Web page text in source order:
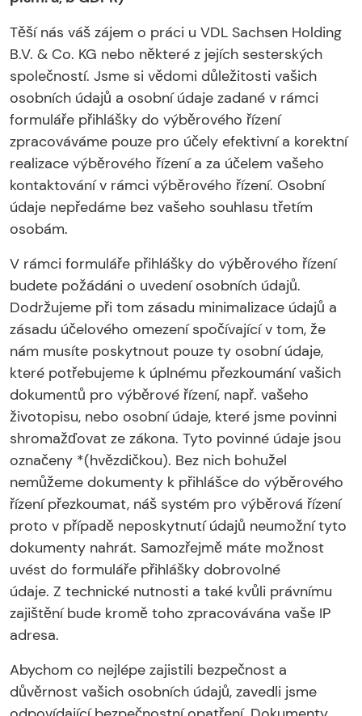
Těší nás váš zájem o práci u VDL Sachsen Holding
B.V. & Co. KG nebo některé z jejích sesterských
společností. Jsme si vědomi důležitosti vašich
osobních údajů a osobní údaje zadané v rámci
formuláře přihlášky do výběrového řízení
zpracováváme pouze pro účely efektivní a korektní
realizace výběrového řízení a za účelem vašeho
kontaktování v rámci výběrového řízení. Osobní
údaje nepředáme bez vašeho souhlasu třetím
osobám.
V rámci formuláře přihlášky do výběrového řízení
budete požádáni o uvedení osobních údajů.
Dodržujeme při tom zásadu minimalizace údajů a
zásadu účelového omezení spočívající v tom, že
nám musíte poskytnout pouze ty osobní údaje,
které potřebujeme k úplnému přezkoumání vašich
dokumentů pro výběrové řízení, např. vašeho
životopisu, nebo osobní údaje, které jsme povinni
shromažďovat ze zákona. Tyto povinné údaje jsou
označeny *(hvězdičkou). Bez nich bohužel
nemůžeme dokumenty k přihlášce do výběrového
řízení přezkoumat, náš systém pro výběrová řízení
proto v případě neposkytnutí údajů neumožní tyto
dokumenty nahrát. Samozřejmě máte možnost
uvést do formuláře přihlášky dobrovolné
údaje. Z technické nutnosti a také kvůli právnímu
zajištění bude kromě toho zpracovávána vaše IP
adresa.
Abychom co nejlépe zajistili bezpečnost a
důvěrnost vašich osobních údajů, zavedli jsme